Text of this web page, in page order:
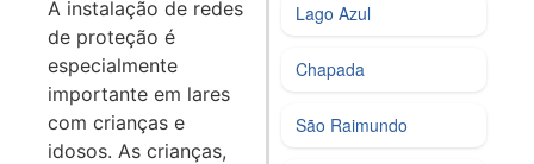
A instalação de redes
de proteção é
especialmente
importante em lares
com crianças e
idosos. As crianças,
Lago Azul
Chapada
São Raimundo